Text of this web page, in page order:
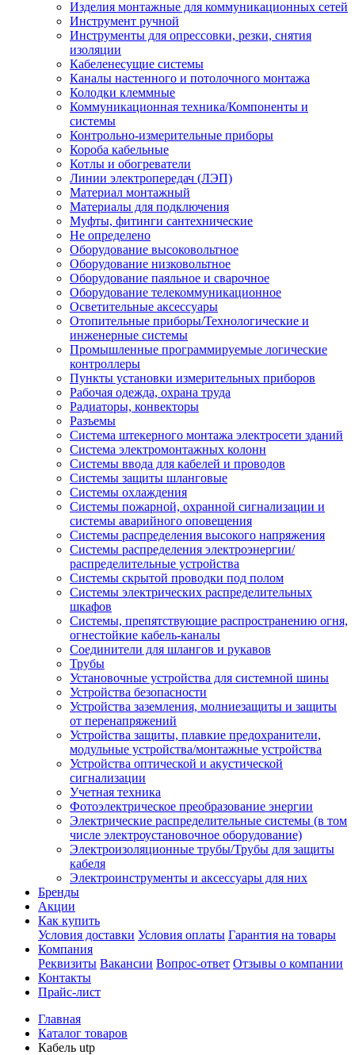
Изделия монтажные для коммуникационных сетей
Инструмент ручной
Инструменты для опрессовки, резки, снятия
изоляции
Кабеленесущие системы
Каналы настенного и потолочного монтажа
Колодки клеммные
Коммуникационная техника/Компоненты и
системы
Контрольно-измерительные приборы
Короба кабельные
Котлы и обогреватели
Линии электропередач (ЛЭП)
Материал монтажный
Материалы для подключения
Муфты, фитинги сантехнические
Не определено
Оборудование высоковольтное
Оборудование низковольтное
Оборудование паяльное и сварочное
Оборудование телекоммуникационное
Осветительные аксессуары
Отопительные приборы/Технологические и
инженерные системы
Промышленные программируемые логические
контроллеры
Пункты установки измерительных приборов
Рабочая одежда, охрана труда
Радиаторы, конвекторы
Разъемы
Система штекерного монтажа электросети зданий
Система электромонтажных колонн
Системы ввода для кабелей и проводов
Системы защиты шланговые
Системы охлаждения
Системы пожарной, охранной сигнализации и
системы аварийного оповещения
Системы распределения высокого напряжения
Системы распределения электроэнергии/
распределительные устройства
Системы скрытой проводки под полом
Системы электрических распределительных
шкафов
Системы, препятствующие распространению огня,
огнестойкие кабель-каналы
Соединители для шлангов и рукавов
Трубы
Установочные устройства для системной шины
Устройства безопасности
Устройства заземления, молниезащиты и защиты
от перенапряжений
Устройства защиты, плавкие предохранители,
модульные устройства/монтажные устройства
Устройства оптической и акустической
сигнализации
Учетная техника
Фотоэлектрическое преобразование энергии
Электрические распределительные системы (в том
числе электроустановочное оборудование)
Электроизоляционные трубы/Трубы для защиты
кабеля
Электроинструменты и аксессуары для них
Бренды
Акции
Как купить
Условия доставки Условия оплаты Гарантия на товары
Компания
Реквизиты Вакансии Вопрос-ответ Отзывы о компании
Контакты
Прайс-лист
Главная
Каталог товаров
Кабель utp